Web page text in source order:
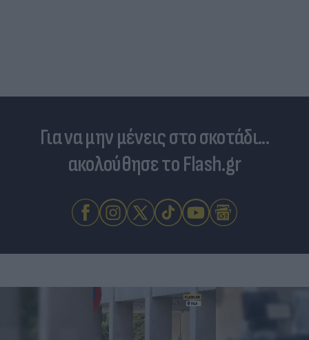
Για να μην μένεις στο σκοτάδι...
ακολούθησε το Flash.gr